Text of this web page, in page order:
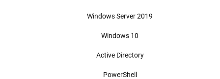
Windows Server 2019
Windows 10
Active Directory
PowerShell